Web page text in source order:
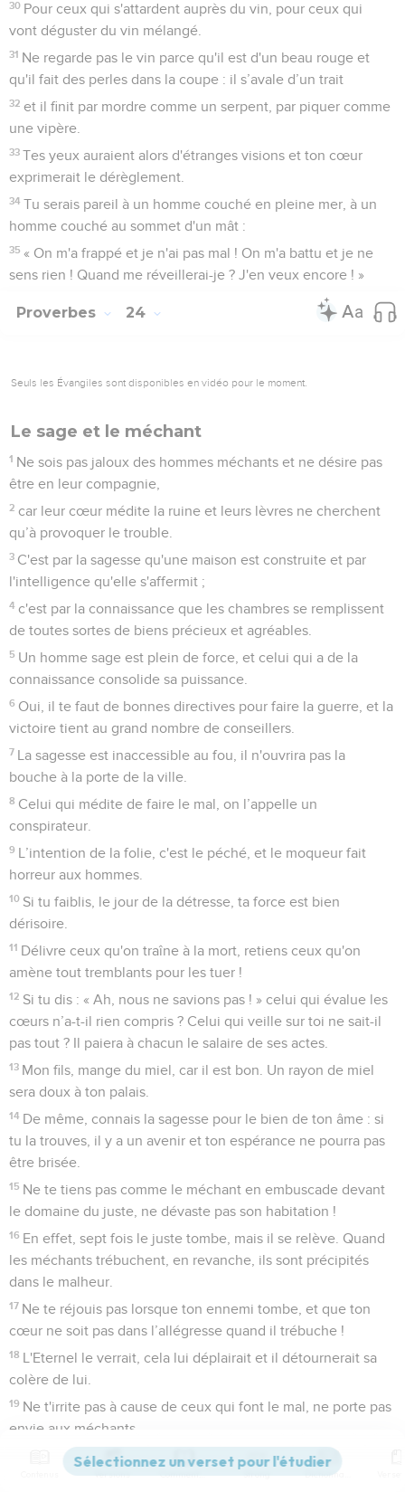
30 Pour ceux qui s'attardent auprès du vin, pour ceux qui
vont déguster du vin mélangé.
31 Ne regarde pas le vin parce qu'il est d'un beau rouge et
qu'il fait des perles dans la coupe : il s’avale d’un trait
32 et il finit par mordre comme un serpent, par piquer comme
une vipère.
33 Tes yeux auraient alors d'étranges visions et ton cœur
exprimerait le dérèglement.
34 Tu serais pareil à un homme couché en pleine mer, à un
homme couché au sommet d'un mât :
35 « On m'a frappé et je n'ai pas mal ! On m'a battu et je ne
sens rien ! Quand me réveillerai-je ? J'en veux encore ! »
Proverbes 24
Seuls les Évangiles sont disponibles en vidéo pour le moment.
Le sage et le méchant
1 Ne sois pas jaloux des hommes méchants et ne désire pas
être en leur compagnie,
2 car leur cœur médite la ruine et leurs lèvres ne cherchent
qu’à provoquer le trouble.
3 C'est par la sagesse qu'une maison est construite et par
l'intelligence qu'elle s'affermit ;
4 c'est par la connaissance que les chambres se remplissent
de toutes sortes de biens précieux et agréables.
5 Un homme sage est plein de force, et celui qui a de la
connaissance consolide sa puissance.
6 Oui, il te faut de bonnes directives pour faire la guerre, et la
victoire tient au grand nombre de conseillers.
7 La sagesse est inaccessible au fou, il n'ouvrira pas la
bouche à la porte de la ville.
8 Celui qui médite de faire le mal, on l’appelle un
conspirateur.
9 L’intention de la folie, c'est le péché, et le moqueur fait
horreur aux hommes.
10 Si tu faiblis, le jour de la détresse, ta force est bien
dérisoire.
11 Délivre ceux qu'on traîne à la mort, retiens ceux qu'on
amène tout tremblants pour les tuer !
12 Si tu dis : « Ah, nous ne savions pas ! » celui qui évalue les
cœurs n’a-t-il rien compris ? Celui qui veille sur toi ne sait-il
pas tout ? Il paiera à chacun le salaire de ses actes.
13 Mon fils, mange du miel, car il est bon. Un rayon de miel
sera doux à ton palais.
14 De même, connais la sagesse pour le bien de ton âme : si
tu la trouves, il y a un avenir et ton espérance ne pourra pas
être brisée.
15 Ne te tiens pas comme le méchant en embuscade devant
le domaine du juste, ne dévaste pas son habitation !
16 En effet, sept fois le juste tombe, mais il se relève. Quand
les méchants trébuchent, en revanche, ils sont précipités
dans le malheur.
17 Ne te réjouis pas lorsque ton ennemi tombe, et que ton
cœur ne soit pas dans l’allégresse quand il trébuche !
18 L'Eternel le verrait, cela lui déplairait et il détournerait sa
colère de lui.
19 Ne t'irrite pas à cause de ceux qui font le mal, ne porte pas
envie aux méchants,
car il n'y a pas d'avenir pour celui qui fait le mal, la lampe
des méchants s'éteindra.
Versions Commentaires Strong